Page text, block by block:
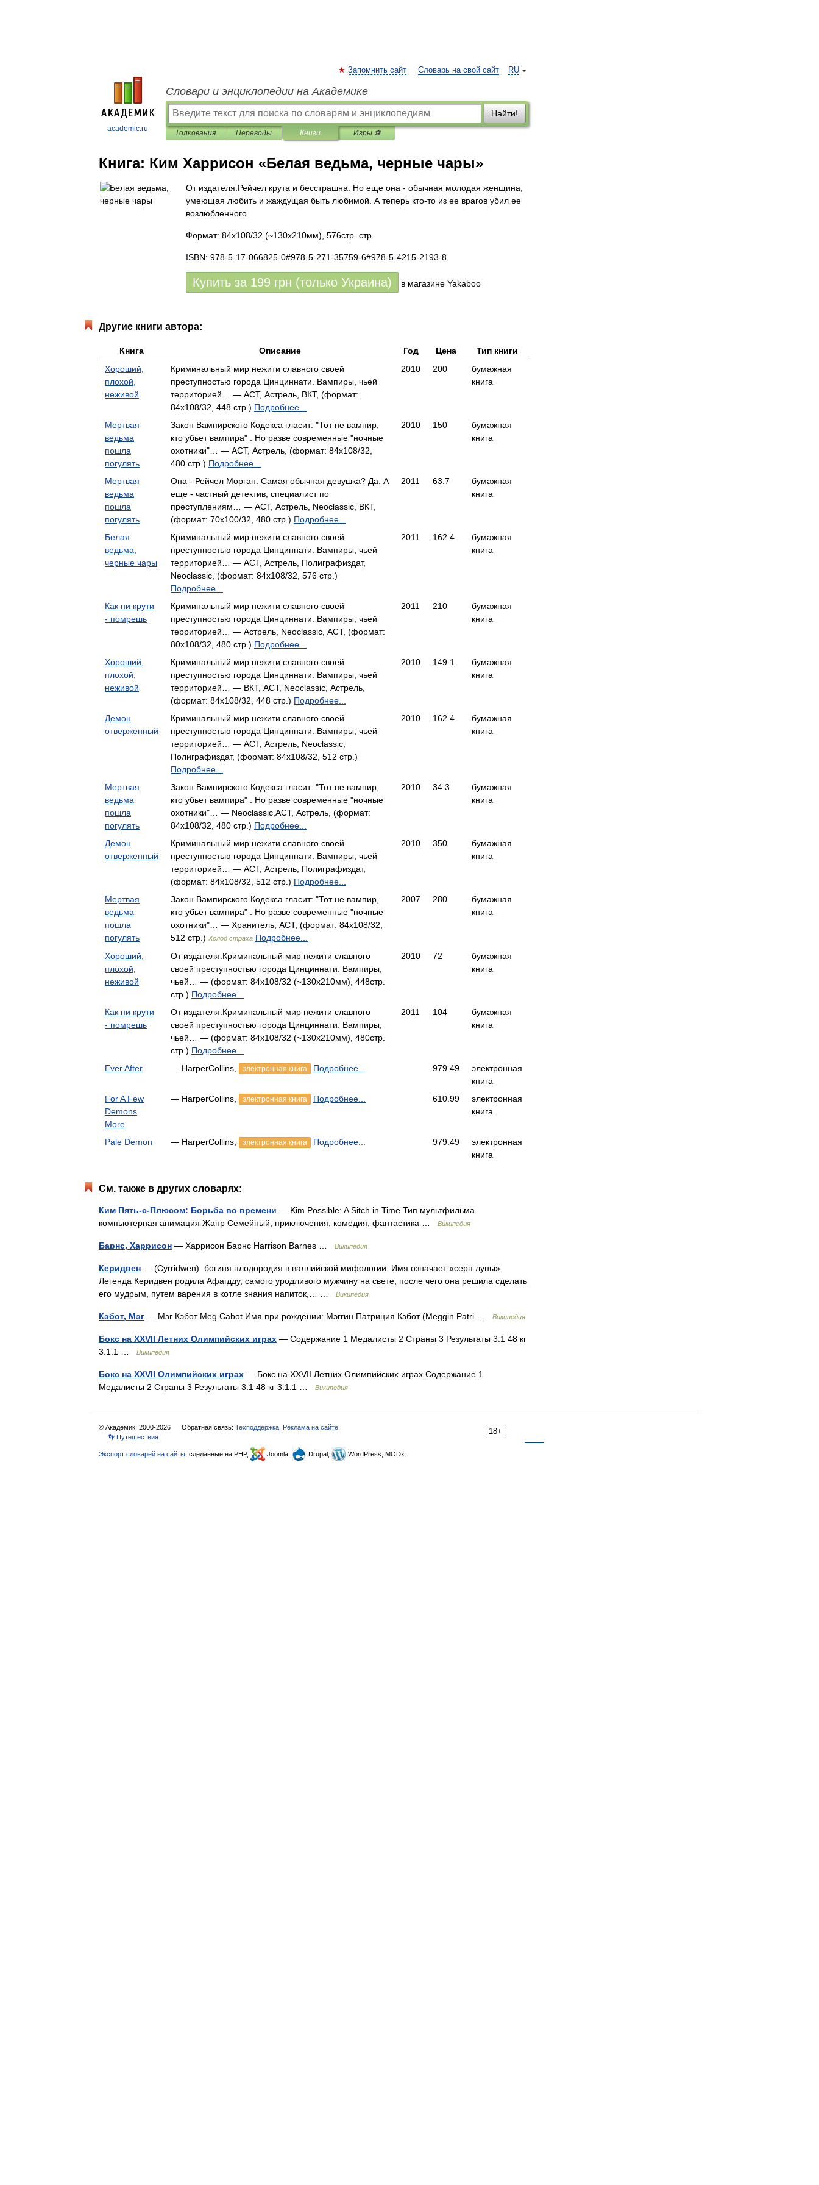
academic.ru
RU
Запомнить сайт Словарь на свой сайт
Словари и энциклопедии на Академике
Найти!
Толкования Переводы Книги Игры ⚽
Книга: Ким Харрисон «Белая ведьма, черные чары»
От издателя:Рейчел крута и бесстрашна. Но еще она - обычная молодая женщина,
умеющая любить и жаждущая быть любимой. А теперь кто-то из ее врагов убил ее
возлюбленного.
Формат: 84x108/32 (~130x210мм), 576стр. стр.
ISBN: 978-5-17-066825-0#978-5-271-35759-6#978-5-4215-2193-8
Купить за 199 грн (только Украина) в магазине Yakaboo
Другие книги автора:
Книга Описание Год Цена
Тип книги
Хороший,
плохой,
неживой
Криминальный мир нежити славного своей
преступностью города Цинциннати. Вампиры, чьей
территорией… — АСТ, Астрель, ВКТ, (формат:
84x108/32, 448 стр.) Подробнее...
2010 200
бумажная
книга
Мертвая
ведьма
пошла
погулять
Закон Вампирского Кодекса гласит: "Тот не вампир,
кто убьет вампира" . Но разве современные "ночные
охотники"… — АСТ, Астрель, (формат: 84x108/32,
480 стр.) Подробнее...
2010 150
бумажная
книга
Мертвая
ведьма
пошла
погулять
Она - Рейчел Морган. Самая обычная девушка? Да. А
еще - частный детектив, специалист по
преступлениям… — АСТ, Астрель, Neoclassic, ВКТ,
(формат: 70x100/32, 480 стр.) Подробнее...
2011 63.7
бумажная
книга
Белая
ведьма,
черные чары
Криминальный мир нежити славного своей
преступностью города Цинциннати. Вампиры, чьей
территорией… — АСТ, Астрель, Полиграфиздат,
Neoclassic, (формат: 84x108/32, 576 стр.)
Подробнее...
2011 162.4
бумажная
книга
Как ни крути
- помрешь
Криминальный мир нежити славного своей
преступностью города Цинциннати. Вампиры, чьей
территорией… — Астрель, Neoclassic, АСТ, (формат:
80x108/32, 480 стр.) Подробнее...
2011 210
бумажная
книга
Хороший,
плохой,
неживой
Криминальный мир нежити славного своей
преступностью города Цинциннати. Вампиры, чьей
территорией… — ВКТ, АСТ, Neoclassic, Астрель,
(формат: 84x108/32, 448 стр.) Подробнее...
2010 149.1
бумажная
книга
Демон
отверженный
Криминальный мир нежити славного своей
преступностью города Цинциннати. Вампиры, чьей
территорией… — АСТ, Астрель, Neoclassic,
Полиграфиздат, (формат: 84x108/32, 512 стр.)
Подробнее...
2010 162.4
бумажная
книга
Мертвая
ведьма
пошла
погулять
Закон Вампирского Кодекса гласит: "Тот не вампир,
кто убьет вампира" . Но разве современные "ночные
охотники"… — Neoclassic,АСТ, Астрель, (формат:
84x108/32, 480 стр.) Подробнее...
2010 34.3
бумажная
книга
Демон
отверженный
Криминальный мир нежити славного своей
преступностью города Цинциннати. Вампиры, чьей
территорией… — АСТ, Астрель, Полиграфиздат,
(формат: 84x108/32, 512 стр.) Подробнее...
2010 350
бумажная
книга
Мертвая
ведьма
пошла
погулять
Закон Вампирского Кодекса гласит: "Тот не вампир,
кто убьет вампира" . Но разве современные "ночные
охотники"… — Хранитель, АСТ, (формат: 84x108/32,
512 стр.) Холод страха Подробнее...
2007 280
бумажная
книга
Хороший,
плохой,
неживой
От издателя:Криминальный мир нежити славного
своей преступностью города Цинциннати. Вампиры,
чьей… — (формат: 84x108/32 (~130x210мм), 448стр.
стр.) Подробнее...
2010 72
бумажная
книга
Как ни крути
- помрешь
От издателя:Криминальный мир нежити славного
своей преступностью города Цинциннати. Вампиры,
чьей… — (формат: 84x108/32 (~130x210мм), 480стр.
стр.) Подробнее...
2011 104
бумажная
книга
Ever After — HarperCollins, электронная книга Подробнее... 979.49
электронная
книга
For A Few
Demons
More
— HarperCollins, электронная книга Подробнее... 610.99
электронная
книга
Pale Demon — HarperCollins, электронная книга Подробнее... 979.49
электронная
книга
См. также в других словарях:
Ким Пять-с-Плюсом: Борьба во времени — Kim Possible: A Sitch in Time Тип мультфильма
компьютерная анимация Жанр Семейный, приключения, комедия, фантастика …
Википедия
Барнс, Харрисон — Харрисон Барнс Harrison Barnes … Википедия
Керидвен — (Cyrridwen) богиня плодородия в валлийской мифологии. Имя означает «серп луны».
Легенда Керидвен родила Афагдду, самого уродливого мужчину на свете, после чего она решила сделать
его мудрым, путем варения в котле знания напиток,… …
Википедия
Кэбот, Мэг — Мэг Кэбот Meg Cabot Имя при рождении: Мэггин Патриция Кэбот (Meggin Patri … Википедия
Бокс на XXVII Летних Олимпийских играх — Содержание 1 Медалисты 2 Страны 3 Результаты 3.1 48 кг
3.1.1 …
Википедия
Бокс на XXVII Олимпийских играх — Бокс на XXVII Летних Олимпийских играх Содержание 1
Медалисты 2 Страны 3 Результаты 3.1 48 кг 3.1.1 …
Википедия
18+
© Академик, 2000-2026 Обратная связь: Техподдержка Реклама на сайте
👣 Путешествия
Экспорт словарей на сайты , сделанные на PHP, Joomla, Drupal, WordPress, MODx.